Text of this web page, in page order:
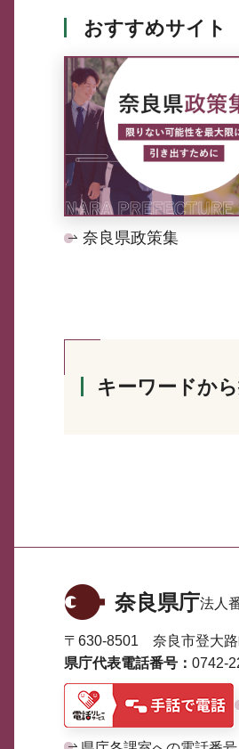
おすすめサイト
奈良県政策集
キーワードか
奈良県庁法人
〒630-8501 奈良市登大
県庁代表電話番号： 0742-